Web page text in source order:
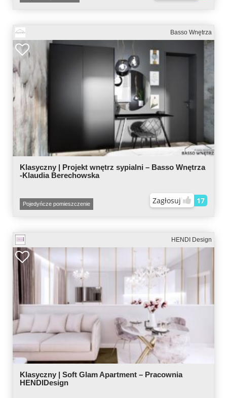
Basso Wnętrza
Klasyczny | Projekt wnętrz sypialni – Basso Wnętrza
-Klaudia Berechowska
Pojedyńcze pomieszczenie Zagłosuj 17
HENDI Design
Klasyczny | Soft Glam Apartment – Pracownia
HENDIDesign